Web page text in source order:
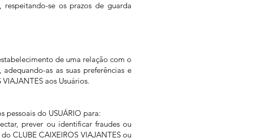
se os prazos de guarda
de uma relação com o
as as suas preferências e
aos Usuários.
pessoais do USUÁRIO para:
prever ou identificar fraudes ou
CLUBE CAIXEIROS VIAJANTES ou